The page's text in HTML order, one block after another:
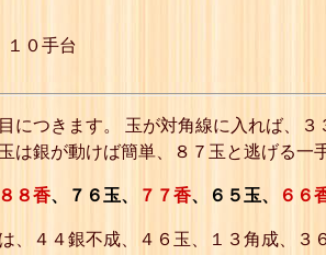
０手台
につきます。 玉が対角線に入れば、
は銀が動けば簡単、８７玉と逃げる一
８８香、７６玉、 ７７香、６５玉、 ６６
、４４銀不成、４６玉、１３角成、３